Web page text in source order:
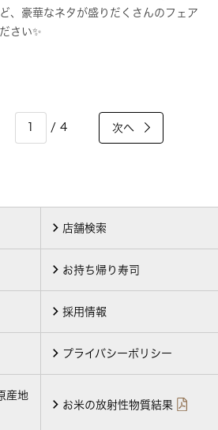
、豪華なネタが盛りだくさんのフェア
さい✨
/ 4 次へ
店舗検索
お持ち帰り寿司
採用情報
プライバシーポリシー
産地
お米の放射性物質結果